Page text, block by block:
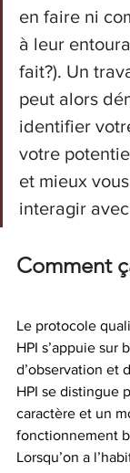
en faire ni
à leur
fait?). Un
peut alors
identifier
votre
et mieux
interagir
Comment
Le protocole
HPI s’appuie sur
d’observation et
HPI se distingue
caractère et un
fonctionnement
Lorsqu’on a